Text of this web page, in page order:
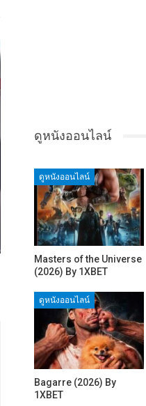
ดูหนังออนไลน์
ดูหนังออนไลน์
Masters of the Universe
(2026) By 1XBET
ดูหนังออนไลน์
Bagarre (2026) By
1XBET